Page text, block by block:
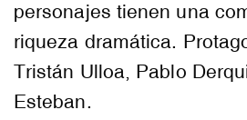
personajes tienen una
riqueza dramática.
Tristán Ulloa, Pablo
Esteban.